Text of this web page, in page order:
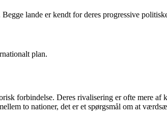
lande er kendt for deres progressive
plan.
forbindelse. Deres rivalisering er ofte mere af
to nationer, det er et spørgsmål om at